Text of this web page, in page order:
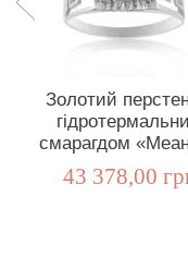
Золотий
смарагдом
43 378,00